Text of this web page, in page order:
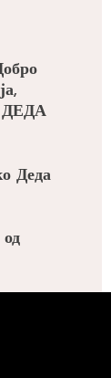
ДЕДА
Деда